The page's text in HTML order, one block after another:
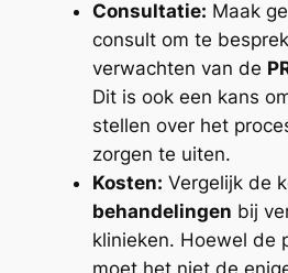
Consultatie: Maak
consult om te
verwachten van de
Dit is ook een kans
stellen over het
zorgen te uiten.
Kosten: Vergelijk de
behandelingen bij
klinieken. Hoewel de
moet het niet de